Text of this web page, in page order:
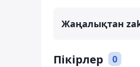
Жаңалықтан
Пікірлер 0